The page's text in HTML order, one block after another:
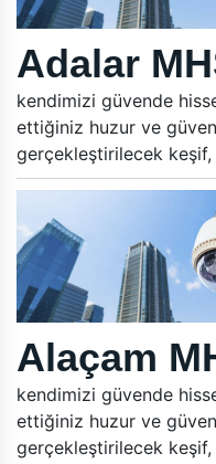
Adalar
kendimizi güvende
ettiğiniz huzur ve
gerçekleştirilecek
Alaçam
kendimizi güvende
ettiğiniz huzur ve
gerçekleştirilecek